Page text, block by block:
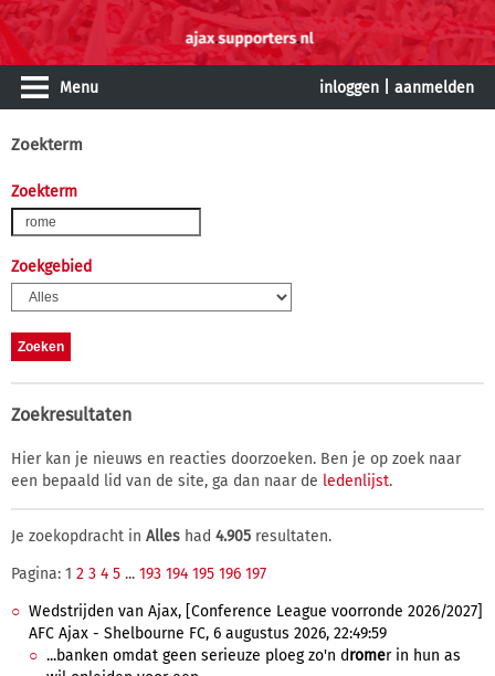
Menu inloggen aanmelden
Zoekterm
Zoekterm
Zoekgebied
Zoekresultaten
Hier kan je nieuws en reacties doorzoeken. Ben je op zoek naar
een bepaald lid van de site, ga dan naar de ledenlijst.
Je zoekopdracht in Alles had 4.905 resultaten.
Pagina: 1 2 3 4 5 ... 193 194 195 196 197
Wedstrijden van Ajax, [Conference League voorronde 2026/2027]
AFC Ajax - Shelbourne FC, 6 augustus 2026, 22:49:59
...banken omdat geen serieuze ploeg zo'n dromer in hun as